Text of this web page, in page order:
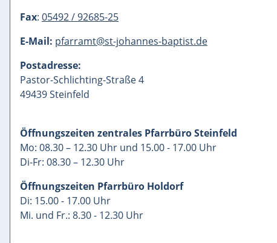
Fax: 05492 / 92685-25
E-Mail: pfarramt@st-johannes-baptist.de
Postadresse:
Pastor-Schlichting-Straße 4
49439 Steinfeld
Öffnungszeiten zentrales Pfarrbüro Steinfeld
Mo: 08.30 – 12.30 Uhr und 15.00 - 17.00 Uhr
Di-Fr: 08.30 – 12.30 Uhr
Öffnungszeiten Pfarrbüro Holdorf
Di: 15.00 - 17.00 Uhr
Mi. und Fr.: 8.30 - 12.30 Uhr